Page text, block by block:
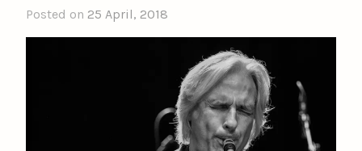
Posted on 25 April, 2018